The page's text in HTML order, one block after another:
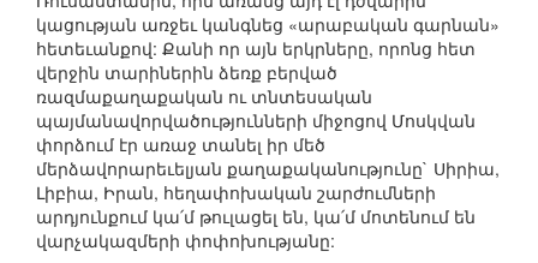
կացության առջեւ կանգնեց «արաբական գարնան»
հետեւանքով: Քանի որ այն երկրները, որոնց հետ
վերջին տարիներին ձեռք բերված
ռազմաքաղաքական ու տնտեսական
պայմանավորվածությունների միջոցով Մոսկվան
փորձում էր առաջ տանել իր մեծ
մերձավորարեւելյան քաղաքականությունը` Սիրիա,
Լիբիա, Իրան, հեղափոխական շարժումների
արդյունքում կա՛մ թուլացել են, կա՛մ մոտենում են
վարչակազմերի փոփոխությանը: